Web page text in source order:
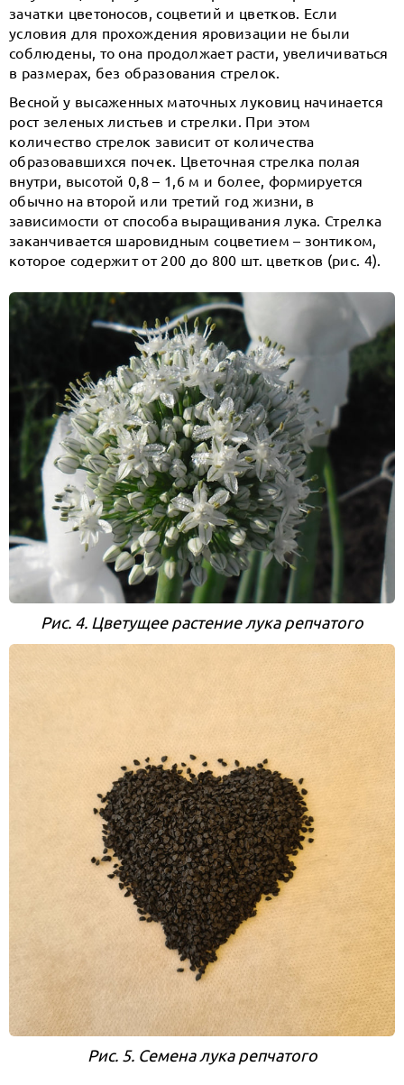
зачатки цветоносов, соцветий и цветков. Если
условия для прохождения яровизации не были
соблюдены, то она продолжает расти, увеличиваться
в размерах, без образования стрелок.
Весной у высаженных маточных луковиц начинается
рост зеленых листьев и стрелки. При этом
количество стрелок зависит от количества
образовавшихся почек. Цветочная стрелка полая
внутри, высотой 0,8 – 1,6 м и более, формируется
обычно на второй или третий год жизни, в
зависимости от способа выращивания лука. Стрелка
заканчивается шаровидным соцветием – зонтиком,
которое содержит от 200 до 800 шт. цветков (рис. 4).
Рис. 4. Цветущее растение лука репчатого
Рис. 5. Семена лука репчатого